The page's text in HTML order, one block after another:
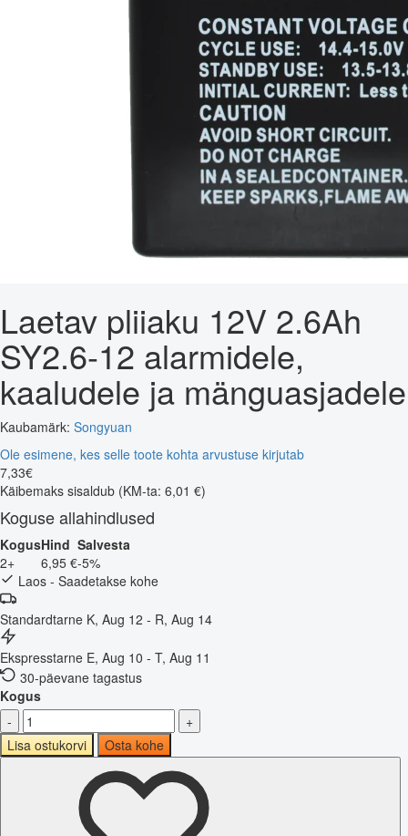
Laetav pliiaku 12V 2.6Ah
SY2.6-12 alarmidele,
kaaludele ja mänguasjadele
Kaubamärk: Songyuan
Ole esimene, kes selle toote kohta arvustuse kirjutab
7,33€
Käibemaks sisaldub (KM-ta: 6,01 €)
Koguse allahindlused
KogusHind Salvesta
2+
6,95 €-5%
Laos - Saadetakse kohe
Standardtarne K, Aug 12 - R, Aug 14
Ekspresstarne E, Aug 10 - T, Aug 11
30-päevane tagastus
Kogus
-
+
Lisa ostukorvi
Osta kohe